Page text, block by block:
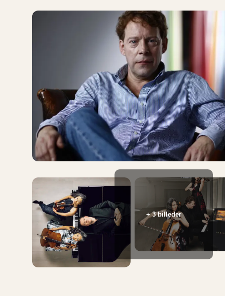
+ 3 billeder